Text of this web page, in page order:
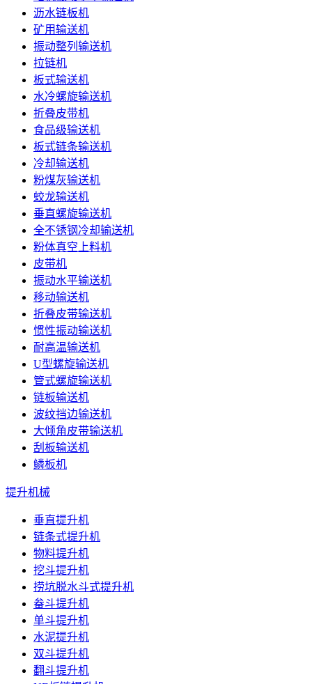
沥水链板机
矿用输送机
振动整列输送机
拉链机
板式输送机
水冷螺旋输送机
折叠皮带机
食品级输送机
板式链条输送机
冷却输送机
粉煤灰输送机
蛟龙输送机
垂直螺旋输送机
全不锈钢冷却输送机
粉体真空上料机
皮带机
振动水平输送机
移动输送机
折叠皮带输送机
惯性振动输送机
耐高温输送机
U型螺旋输送机
管式螺旋输送机
链板输送机
波纹挡边输送机
大倾角皮带输送机
刮板输送机
鳞板机
提升机械
垂直提升机
链条式提升机
物料提升机
挖斗提升机
捞坑脱水斗式提升机
畚斗提升机
单斗提升机
水泥提升机
双斗提升机
翻斗提升机